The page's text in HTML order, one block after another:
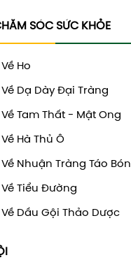
SÓC SỨC KHỎE
Ho
Dạ Dày Đại Tràng
Tam Thất - Mật Ong
Hà Thủ Ô
Nhuận Tràng Táo Bón
Tiểu Đường
Về Dầu Gội Thảo Dược